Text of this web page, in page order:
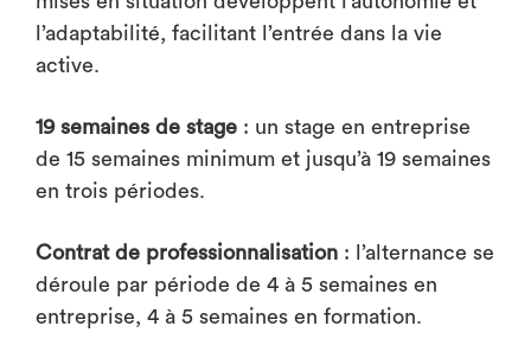
l’adaptabilité, facilitant l’entrée dans la vie
active.
19 semaines de stage : un stage en entreprise
de 15 semaines minimum et jusqu’à 19 semaines
en trois périodes.
Contrat de professionnalisation : l’alternance se
déroule par période de 4 à 5 semaines en
entreprise, 4 à 5 semaines en formation.